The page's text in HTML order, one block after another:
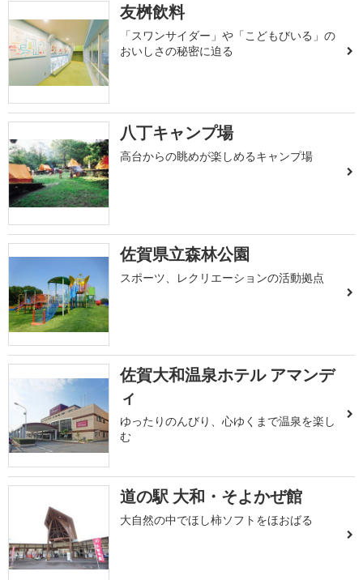
友桝飲料
「スワンサイダー」や「こどもびいる」の
おいしさの秘密に迫る
八丁キャンプ場
高台からの眺めが楽しめるキャンプ場
佐賀県立森林公園
スポーツ、レクリエーションの活動拠点
佐賀大和温泉ホテル アマンデ
ィ
ゆったりのんびり、心ゆくまで温泉を楽し
む
道の駅 大和・そよかぜ館
大自然の中でほし柿ソフトをほおばる